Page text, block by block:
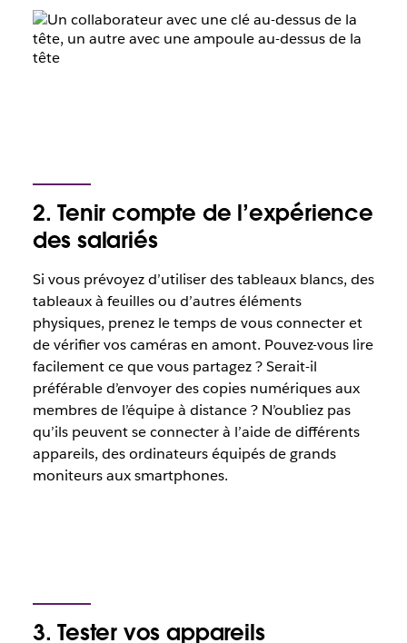
2. Tenir compte de l’expérience
des salariés
Si vous prévoyez d’utiliser des tableaux blancs, des
tableaux à feuilles ou d’autres éléments
physiques, prenez le temps de vous connecter et
de vérifier vos caméras en amont. Pouvez-vous lire
facilement ce que vous partagez ? Serait-il
préférable d’envoyer des copies numériques aux
membres de l’équipe à distance ? N’oubliez pas
qu’ils peuvent se connecter à l’aide de différents
appareils, des ordinateurs équipés de grands
moniteurs aux smartphones.
3. Tester vos appareils